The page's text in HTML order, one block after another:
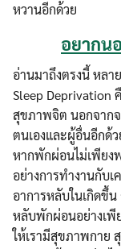
หวานอีกด้วย
อยากน
อ่านมาถึงตรงนี้ หล
Sleep Deprivation
สุขภาพจิต นอกจาก
ตนเองและผู้อื่นอีกด้
หากพักผ่อนไม่เพียง
อย่างการทำงานกับ
อาการหลับในเกิดขึ้
หลับพักผ่อนอย่างเพี
ให้เรามีสุขภาพกาย